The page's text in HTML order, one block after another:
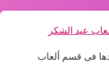
عيد الشكر
فى قسم ألعاب